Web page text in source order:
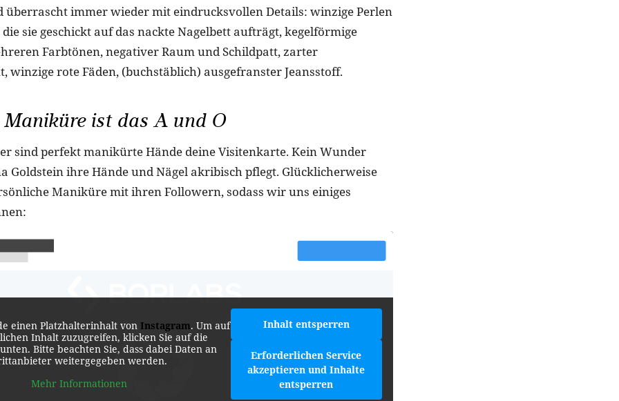
überrascht immer wieder mit eindrucksvollen Details: winzige Perlen
sie geschickt auf das nackte Nagelbett aufträgt, kegelförmige
Farbtönen, negativer Raum und Schildpatt, zarter
winzige rote Fäden, (buchstäblich) ausgefranster Jeansstoff.
ist das A und O
sind perfekt manikürte Hände deine Visitenkarte. Kein Wunder
Goldstein ihre Hände und Nägel akribisch pflegt. Glücklicherweise
Maniküre mit ihren Followern, sodass wir uns einiges
einen Platzhalterinhalt von Instagram. Um auf
Inhalt zuzugreifen, klicken Sie auf die
Bitte beachten Sie, dass dabei Daten an
weitergegeben werden.
Mehr Informationen
Inhalt entsperren
Erforderlichen Service
akzeptieren und Inhalte
entsperren